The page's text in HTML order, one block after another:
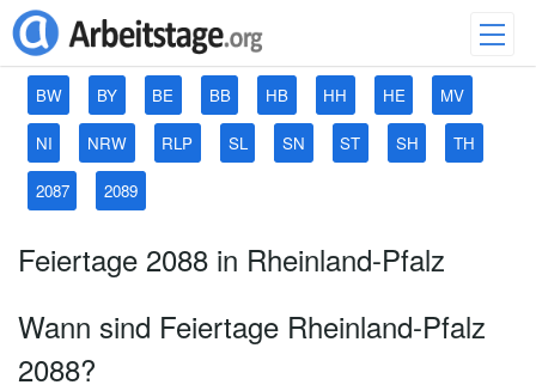
BW BY BE BB HB HH HE MV
NI NRW RLP SL SN ST SH TH
2087 2089
Feiertage 2088 in Rheinland-Pfalz
Wann sind Feiertage Rheinland-Pfalz
2088?